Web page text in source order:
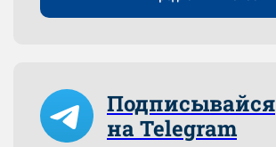
Подписывайся
на Telegram